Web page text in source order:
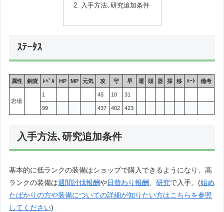
入手方法､研究追加条件
ｽﾃｰﾀｽ
属性 銅貨 ﾚﾍﾞﾙ HP MP 元気 攻 守 早 運 頭 器 採 移 ﾊｰﾄ 備考
岩場
1 45 10 31
99 437 402 423
入手方法､研究追加条件
基本的に低ランクの装備はショップで購入できるようになり、高
ランクの装備は週間討伐報酬や日替わり報酬 、研究で入手。(始め
たばかりの方や装備についての詳細が知りたい方はこちらを参照
してください)